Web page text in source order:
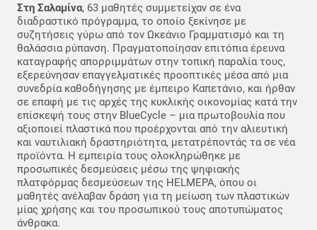
Στη Σαλαμίνα, 63 μαθητές συμμετείχαν σε ένα
διαδραστικό πρόγραμμα, το οποίο ξεκίνησε με
συζητήσεις γύρω από τον Ωκεάνιο Γραμματισμό και τη
θαλάσσια ρύπανση. Πραγματοποίησαν επιτόπια έρευνα
καταγραφής απορριμμάτων στην τοπική παραλία τους,
εξερεύνησαν επαγγελματικές προοπτικές μέσα από μια
συνεδρία καθοδήγησης με έμπειρο Καπετάνιο, και ήρθαν
σε επαφή με τις αρχές της κυκλικής οικονομίας κατά την
επίσκεψή τους στην BlueCycle – μια πρωτοβουλία που
αξιοποιεί πλαστικά που προέρχονται από την αλιευτική
και ναυτιλιακή δραστηριότητα, μετατρέποντάς τα σε νέα
προϊόντα. Η εμπειρία τους ολοκληρώθηκε με
προσωπικές δεσμεύσεις μέσω της ψηφιακής
πλατφόρμας δεσμεύσεων της HELMEPA, όπου οι
μαθητές ανέλαβαν δράση για τη μείωση των πλαστικών
μίας χρήσης και του προσωπικού τους αποτυπώματος
άνθρακα.